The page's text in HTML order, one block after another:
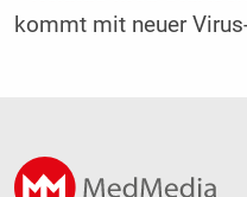
kommt mit neuer